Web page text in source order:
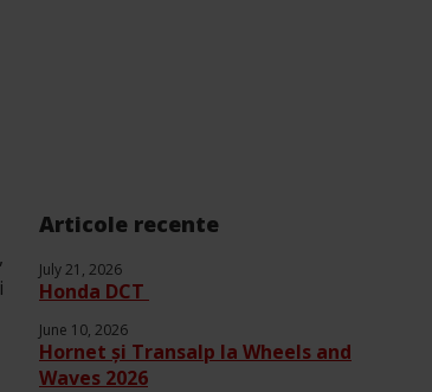
Articole recente
July 21, 2026
Honda DCT
June 10, 2026
Hornet și Transalp la Wheels and
Waves 2026